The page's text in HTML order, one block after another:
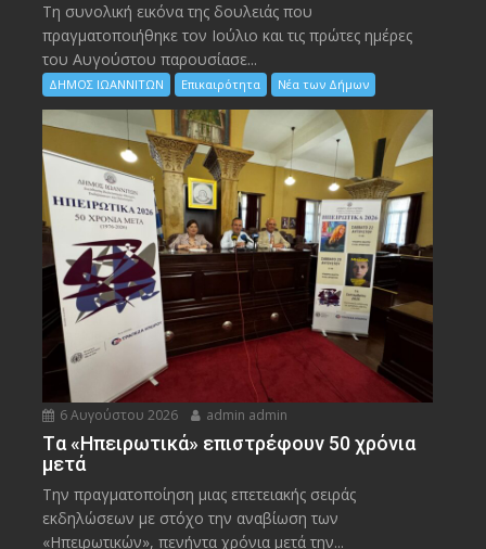
Τη συνολική εικόνα της δουλειάς που
πραγματοποιήθηκε τον Ιούλιο και τις πρώτες ημέρες
του Αυγούστου παρουσίασε...
ΔΗΜΟΣ ΙΩΑΝΝΙΤΩΝ Επικαιρότητα Νέα των Δήμων
6 Αυγούστου 2026 admin admin
Tα «Ηπειρωτικά» επιστρέφουν 50 χρόνια
μετά
Την πραγματοποίηση μιας επετειακής σειράς
εκδηλώσεων με στόχο την αναβίωση των
«Ηπειρωτικών», πενήντα χρόνια μετά την...